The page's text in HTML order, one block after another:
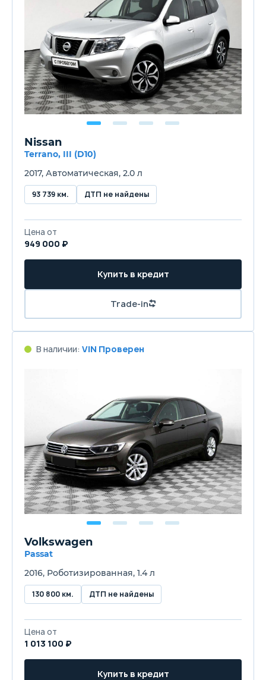
Nissan
Terrano, III (D10)
2017, Автоматическая, 2.0 л
93 739 км. ДТП не найдены
Цена от
949 000 ₽
Купить в кредит
Trade-in
В наличии: VIN Проверен
Volkswagen
Passat
2016, Роботизированная, 1.4 л
130 800 км. ДТП не найдены
Цена от
1 013 100 ₽
Купить в кредит